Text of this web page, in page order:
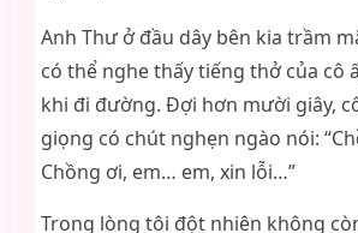
Anh Thư ở đầu dây bên kia trầm
có thể nghe thấy tiếng thở của cô
khi đi đường. Đợi hơn mười giây,
giọng có chút nghẹn ngào nói:
Chồng ơi, em… em, xin lỗi…”
Trong lòng tôi đột nhiên không